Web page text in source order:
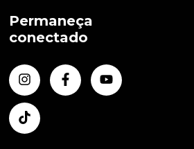
Permaneça
conectado